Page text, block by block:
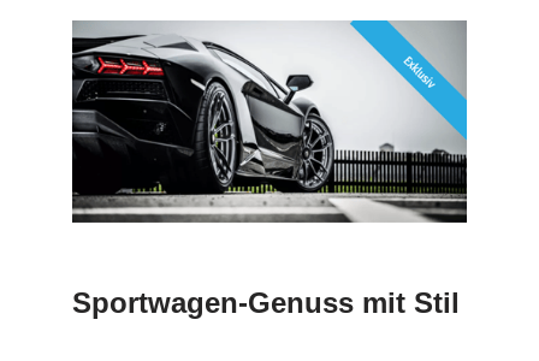
Sportwagen-Genuss mit Stil